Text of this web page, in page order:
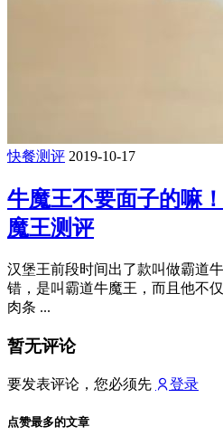
快餐测评 2019-10-17
牛魔王不要面子的嘛
魔王测评
汉堡王前段时间出了款叫做霸道
错，是叫霸道牛魔王，而且他不
肉条 ...
暂无评论
要发表评论，您必须先 登录
点赞最多的文章